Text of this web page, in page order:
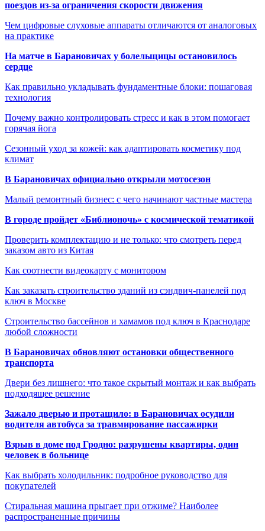
поездов из-за ограничения скорости движения
Чем цифровые слуховые аппараты отличаются от аналоговых
на практике
На матче в Барановичах у болельщицы остановилось
сердце
Как правильно укладывать фундаментные блоки: пошаговая
технология
Почему важно контролировать стресс и как в этом помогает
горячая йога
Сезонный уход за кожей: как адаптировать косметику под
климат
В Барановичах официально открыли мотосезон
Малый ремонтный бизнес: с чего начинают частные мастера
В городе пройдет «Библионочь» с космической тематикой
Проверить комплектацию и не только: что смотреть перед
заказом авто из Китая
Как соотнести видеокарту с монитором
Как заказать строительство зданий из сэндвич-панелей под
ключ в Москве
Строительство бассейнов и хамамов под ключ в Краснодаре
любой сложности
В Барановичах обновляют остановки общественного
транспорта
Двери без лишнего: что такое скрытый монтаж и как выбрать
подходящее решение
Зажало дверью и протащило: в Барановичах осудили
водителя автобуса за травмирование пассажирки
Взрыв в доме под Гродно: разрушены квартиры, один
человек в больнице
Как выбрать холодильник: подробное руководство для
покупателей
Стиральная машина прыгает при отжиме? Наиболее
распространенные причины